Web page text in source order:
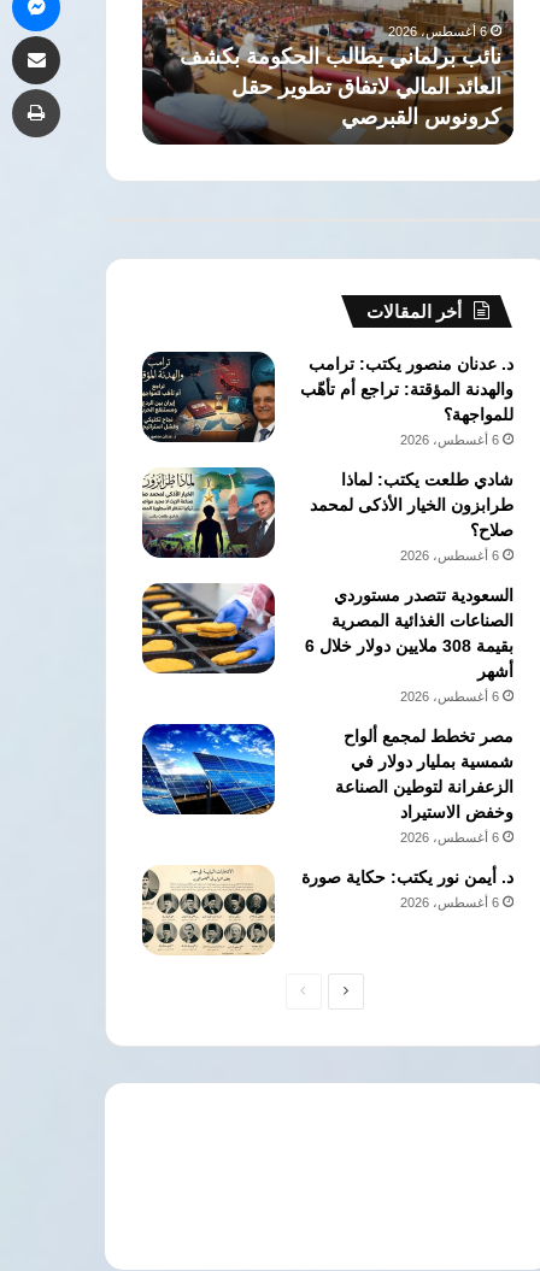
صحفي
الحبس
سنة
وغرامة
300
جنيه
5 أغسطس، 2026
جمال عبدالرحيم: عقوبة انتحال صفة
صحفي الحبس سنة وغرامة 300 جنيه
أو إحدى العقوبتين
أول
لرئيس
الوفد
تعيين
أول لرئيس
أخر المقالات
د. عدنان منصور يكتب: ترامب
والهدنة المؤقتة: تراجع أم تأهّب
للمواجهة؟
6 أغسطس، 2026
شادي طلعت يكتب: لماذا
طرابزون الخيار الأذكى لمحمد
صلاح؟
6 أغسطس، 2026
السعودية تتصدر مستوردي
الصناعات الغذائية المصرية
بقيمة 308 ملايين دولار خلال 6
أشهر
6 أغسطس، 2026
مصر تخطط لمجمع ألواح
شمسية بمليار دولار في
الزعفرانة لتوطين الصناعة
وخفض الاستيراد
6 أغسطس، 2026
د. أيمن نور يكتب: حكاية صورة
6 أغسطس، 2026
الصفحةالصفحة